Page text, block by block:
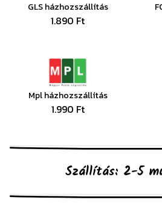
GLS házhozszállítás
1.890 Ft
Mpl házhozszállítás
1.990 Ft
Szállítás: 2-5